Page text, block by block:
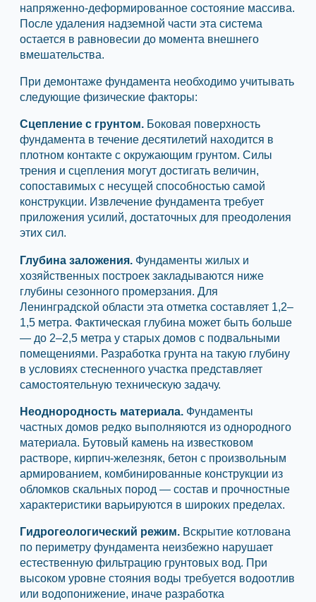
напряженно-деформированное состояние массива.
После удаления надземной части эта система
остается в равновесии до момента внешнего
вмешательства.
При демонтаже фундамента необходимо учитывать
следующие физические факторы:
Сцепление с грунтом. Боковая поверхность
фундамента в течение десятилетий находится в
плотном контакте с окружающим грунтом. Силы
трения и сцепления могут достигать величин,
сопоставимых с несущей способностью самой
конструкции. Извлечение фундамента требует
приложения усилий, достаточных для преодоления
этих сил.
Глубина заложения. Фундаменты жилых и
хозяйственных построек закладываются ниже
глубины сезонного промерзания. Для
Ленинградской области эта отметка составляет 1,2–
1,5 метра. Фактическая глубина может быть больше
— до 2–2,5 метра у старых домов с подвальными
помещениями. Разработка грунта на такую глубину
в условиях стесненного участка представляет
самостоятельную техническую задачу.
Неоднородность материала. Фундаменты
частных домов редко выполняются из однородного
материала. Бутовый камень на известковом
растворе, кирпич-железняк, бетон с произвольным
армированием, комбинированные конструкции из
обломков скальных пород — состав и прочностные
характеристики варьируются в широких пределах.
Гидрогеологический режим. Вскрытие котлована
по периметру фундамента неизбежно нарушает
естественную фильтрацию грунтовых вод. При
высоком уровне стояния воды требуется водоотлив
или водопонижение, иначе разработка